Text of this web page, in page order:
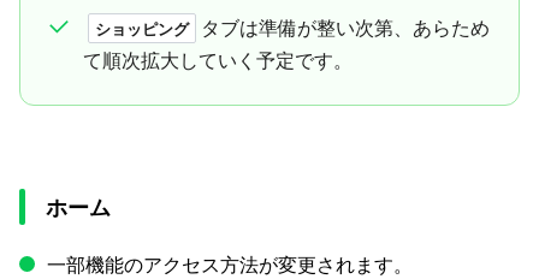
ショッピング
タブは準備が整い次第、あらため
て順次拡大していく予定です。
ホーム
一部機能のアクセス方法が変更されます。